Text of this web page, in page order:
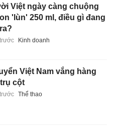
Việt ngày càng chuộng
'lùn' 250 ml, điều gì đang
Kinh doanh
Việt Nam vắng hàng
cột
Thể thao